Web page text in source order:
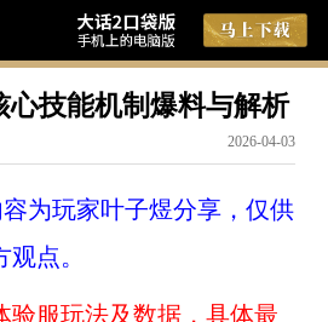
技能机制爆料与解析
2026-04-03
为玩家叶子煜分享，仅供
点。
验服玩法及数据，具体最